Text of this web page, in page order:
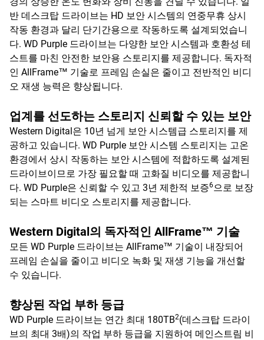
반 데스크탑 드라이브는 HD 보안 시스템의 연중무휴 상시
작동 환경과 달리 단기간용으로 작동하도록 설계되었습니
다. WD Purple 드라이브는 다양한 보안 시스템과 호환성 테
스트를 마친 안전한 보안용 스토리지를 제공합니다. 독자적
인 AllFrame™ 기술로 프레임 손실은 줄이고 전반적인 비디
오 재생 능력은 향상됩니다.
업계를 선도하는 스토리지 신뢰할 수 있는 보안
Western Digital은 10년 넘게 보안 시스템급 스토리지를 제
공하고 있습니다. WD Purple 보안 시스템 스토리지는 고온
환경에서 상시 작동하는 보안 시스템에 적합하도록 설계된
드라이브이므로 가장 필요할 때 고화질 비디오를 제공합니
다. WD Purple은 신뢰할 수 있고 3년 제한적 보증6으로 보장
되는 스마트 비디오 스토리지를 제공합니다.
Western Digital의 독자적인 AllFrame™ 기술
모든 WD Purple 드라이브는 AllFrame™ 기술이 내장되어
프레임 손실을 줄이고 비디오 녹화 및 재생 기능을 개선할
수 있습니다.
향상된 작업 부하 등급
WD Purple 드라이브는 연간 최대 180TB2(데스크탑 드라이
브의 최대 3배)의 작업 부하 등급을 지원하여 메인스트림 비